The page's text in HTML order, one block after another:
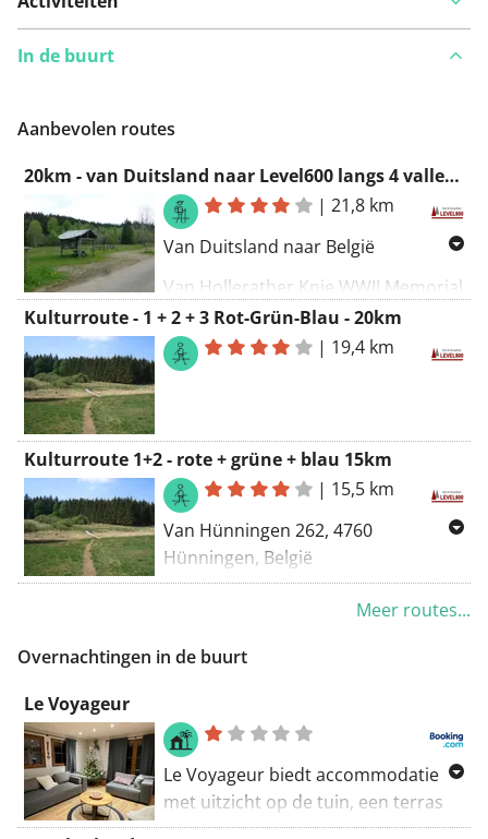
In de buurt
Aanbevolen routes
20km - van Duitsland naar Level600 langs 4 valleien en wilde narcissen
|21,8 km
Van Duitsland naar België
Van Hollerather Knie WWII Memorial
naar het Olef, Jansbach, Holzwarche
en Warche dal.
Kulturroute - 1 + 2 + 3 Rot-Grün-Blau - 20km
| 19,4 km
Kulturroute 1+2 - rote + grüne + blau 15km
| 15,5 km
Van Hünningen 262, 4760
Hünningen, België
Naar Hünningen 262, 4760
Routering Kortste - OSM
Meer routes...
Overnachtingen in de buurt
Le Voyageur
Le Voyageur biedt accommodatie
met uitzicht op de tuin, een terras
en een balkon, op ongeveer 41 km